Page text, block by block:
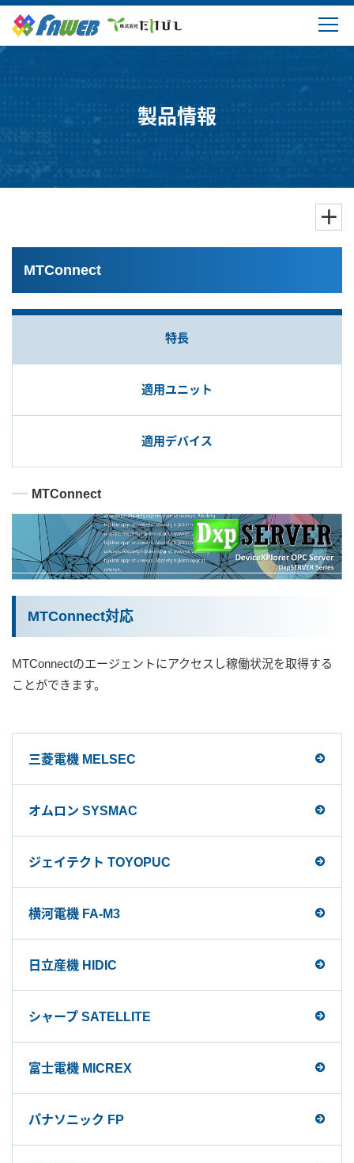
ダウンロード
ログイン・新規登録
お問い合わせ
JA EN
製品情報
MTConnect
特長
適用ユニット
適用デバイス
MTConnect
MTConnect対応
MTConnectのエージェントにアクセスし稼働状況を取得する
ことができます。
三菱電機 MELSEC
オムロン SYSMAC
ジェイテクト TOYOPUC
横河電機 FA-M3
日立産機 HIDIC
シャープ SATELLITE
富士電機 MICREX
パナソニック FP